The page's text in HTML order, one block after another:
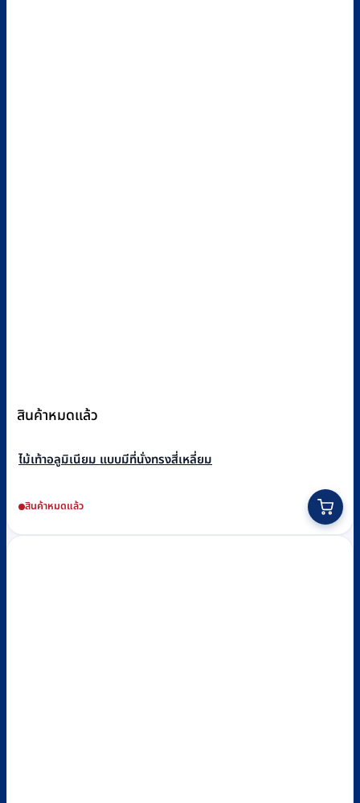
สินค้าหมดแล้ว
ไม้เท้าอลูมิเนียม แบบมีที่นั่งทรงสี่เหลี่ยม
สินค้าหมดแล้ว